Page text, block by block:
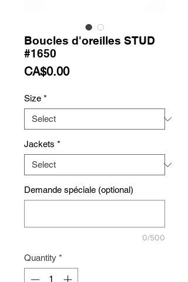
Boucles d'oreilles STUD
#1650
CA$0.00Price
Size *
Jackets *
Demande spéciale (optional)
0/500
Quantity *